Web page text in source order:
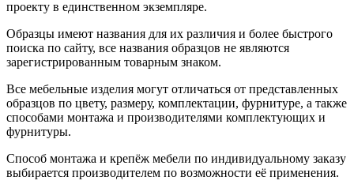
проекту в единственном экземпляре.
Образцы имеют названия для их различия и более быстрого
поиска по сайту, все названия образцов не являются
зарегистрированным товарным знаком.
Все мебельные изделия могут отличаться от представленных
образцов по цвету, размеру, комплектации, фурнитуре, а также
способами монтажа и производителями комплектующих и
фурнитуры.
Способ монтажа и крепёж мебели по индивидуальному заказу
выбирается производителем по возможности её применения.